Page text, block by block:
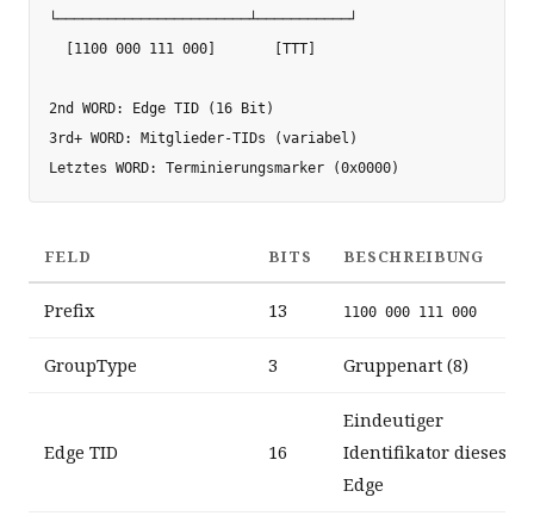
└───────────────────────┴───────────┘
  [1100 000 111 000]       [TTT]
2nd WORD: Edge TID (16 Bit)
3rd+ WORD: Mitglieder-TIDs (variabel)
FELD BITS BESCHREIBUNG
Prefix 13 1100 000 111 000
GroupType 3 Gruppenart (8)
Edge TID 16
Eindeutiger
Identifikator dieses
Edge